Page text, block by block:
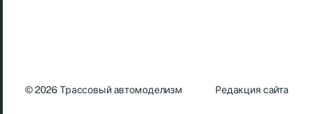
© 2026Трассовый автомоделизм Редакция сайта